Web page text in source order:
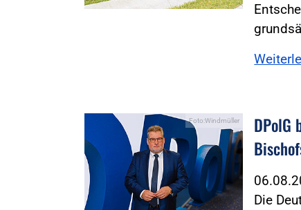
Foto:Windmüller
DPolG
Die